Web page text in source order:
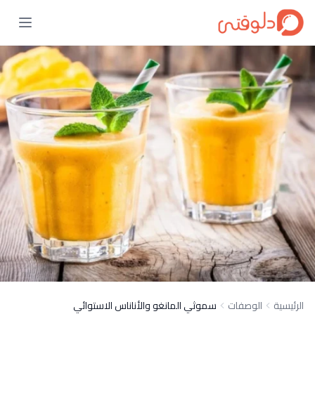
الرئيسية الوصفات سموثي المانغو والأناناس الاستوائي